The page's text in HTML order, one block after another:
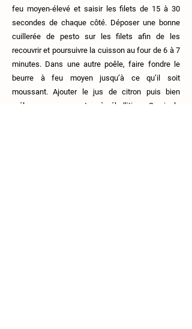
feu moyen-élevé et saisir les filets de 15 à 30
secondes de chaque côté. Déposer une bonne
cuillerée de pesto sur les filets afin de les
recouvrir et poursuivre la cuisson au four de 6 à 7
minutes. Dans une autre poêle, faire fondre le
beurre à feu moyen jusqu’à ce qu’il soit
moussant. Ajouter le jus de citron puis bien
mélanger, sans porter à ébullition. Servir le